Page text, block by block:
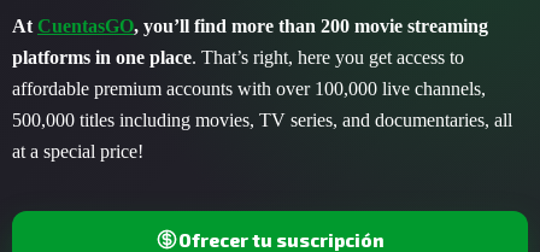
At CuentasGO, you’ll find more than 200 movie streaming
platforms in one place. That’s right, here you get access to
affordable premium accounts with over 100,000 live channels,
500,000 titles including movies, TV series, and documentaries, all
at a special price!
Ofrecer tu suscripción